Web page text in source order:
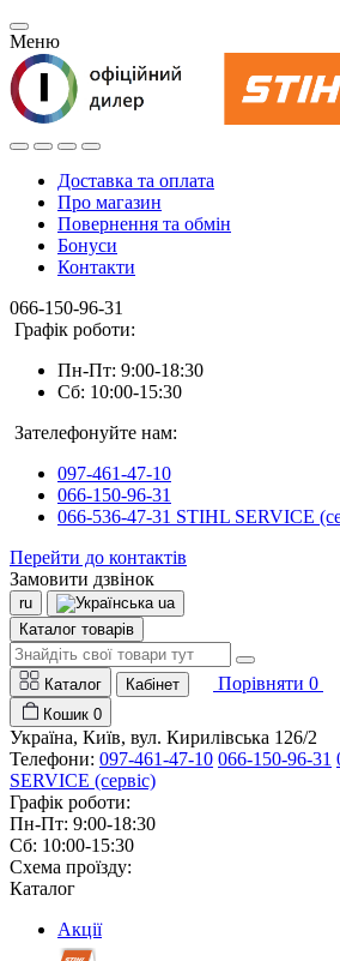
Меню
Доставка та оплата
Про магазин
Повернення та обмін
Бонуси
Контакти
066-150-96-31
Графік роботи:
Пн-Пт: 9:00-18:30
Сб: 10:00-15:30
Зателефонуйте нам:
097-461-47-10
066-150-96-31
066-536-47-31 STIHL SERVICE
Перейти до контактів
Замовити дзвінок
ru
ua
Каталог товарів
Каталог Кабінет Порівняти 0
Кошик 0
Україна, Київ, вул. Кирилівська 126/2
Телефони: 097-461-47-10 066-150-96-31
SERVICE (сервіс)
Графік роботи:
Пн-Пт: 9:00-18:30
Сб: 10:00-15:30
Схема проїзду:
Каталог
Акції